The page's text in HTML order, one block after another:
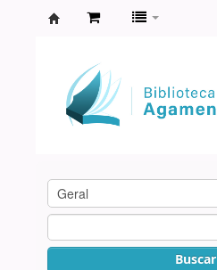
Agamenon
Magalhães
Buscar